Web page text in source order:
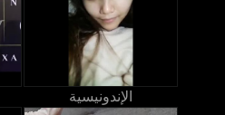
الإندونيسية